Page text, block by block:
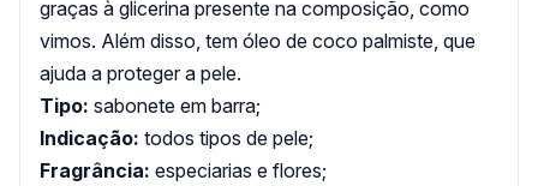
graças à glicerina presente na composição, como
vimos. Além disso, tem óleo de coco palmiste, que
ajuda a proteger a pele.
Tipo: sabonete em barra;
Indicação: todos tipos de pele;
Fragrância: especiarias e flores;